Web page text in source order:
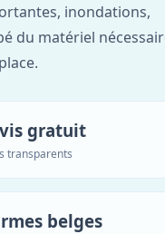
inondations,
du matériel
gratuit
transparents
belges